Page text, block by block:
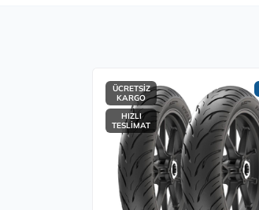
ÜCRETSİZ
KARGO
HIZLI
TESLİMAT